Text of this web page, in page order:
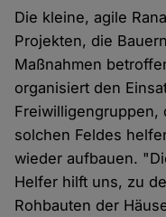
Die kleine, agile
Projekten, die
Maßnahmen
organisiert den
Freiwilligengruppen,
solchen Feldes
wieder aufbauen.
Helfer hilft uns, zu
Rohbauten der